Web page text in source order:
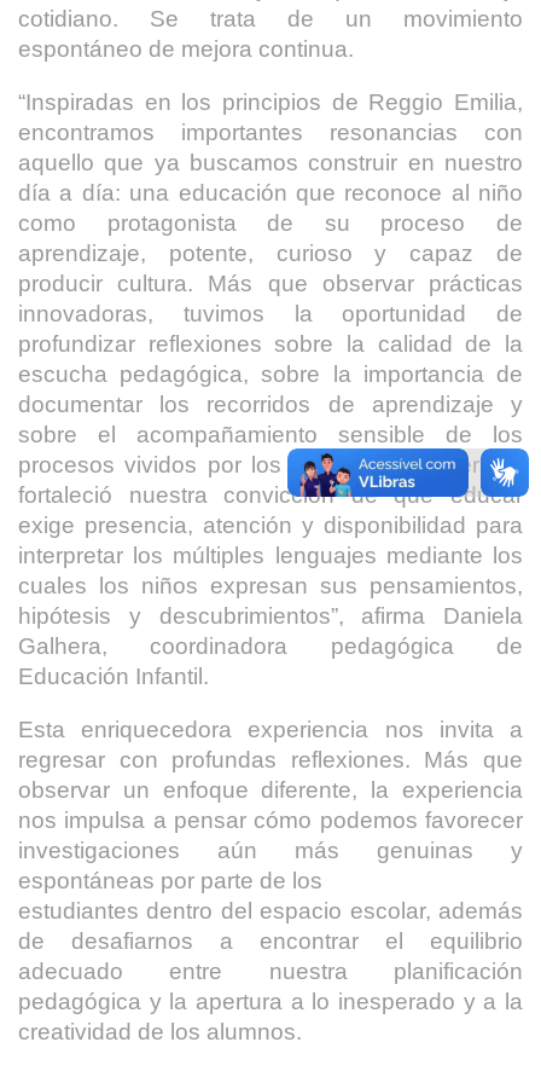
cotidiano. Se trata de un movimiento
espontáneo de mejora continua.
“Inspiradas en los principios de Reggio Emilia,
encontramos importantes resonancias con
aquello que ya buscamos construir en nuestro
día a día: una educación que reconoce al niño
como protagonista de su proceso de
aprendizaje, potente, curioso y capaz de
producir cultura. Más que observar prácticas
innovadoras, tuvimos la oportunidad de
profundizar reflexiones sobre la calidad de la
escucha pedagógica, sobre la importancia de
documentar los recorridos de aprendizaje y
sobre el acompañamiento sensible de los
procesos vividos por los niños. Esta inmersión
fortaleció nuestra convicción de que educar
exige presencia, atención y disponibilidad para
interpretar los múltiples lenguajes mediante los
cuales los niños expresan sus pensamientos,
hipótesis y descubrimientos”, afirma Daniela
Galhera, coordinadora pedagógica de
Educación Infantil.
Esta enriquecedora experiencia nos invita a
regresar con profundas reflexiones. Más que
observar un enfoque diferente, la experiencia
nos impulsa a pensar cómo podemos favorecer
investigaciones aún más genuinas y
espontáneas por parte de los
estudiantes dentro del espacio escolar, además
de desafiarnos a encontrar el equilibrio
adecuado entre nuestra planificación
pedagógica y la apertura a lo inesperado y a la
creatividad de los alumnos.